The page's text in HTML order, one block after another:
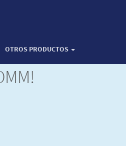
OTROS PRODUCTOS